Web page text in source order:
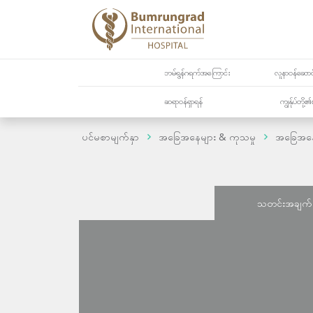
ဘမ်ရွန်ဂရက်အကြောင်း လူနာဝန်ဆော
ဆရာဝန်ရှာရန် ကျွန်ုပ်တို့၏
ပင်မစာမျက်နှာ အခြေအနေများ & ကုသမှု အခြေအန
သတင်းအခ